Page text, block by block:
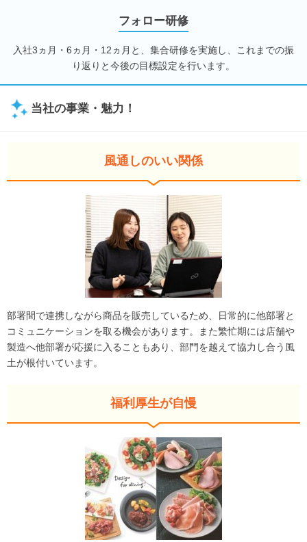
フォロー研修
入社3ヵ月・6ヵ月・12ヵ月と、集合研修を実施し、これまでの振
り返りと今後の目標設定を行います。
当社の事業・魅力！
風通しのいい関係
部署間で連携しながら商品を販売しているため、日常的に他部署と
コミュニケーションを取る機会があります。また繁忙期には店舗や
製造へ他部署が応援に入ることもあり、部門を越えて協力し合う風
土が根付いています。
福利厚生が自慢